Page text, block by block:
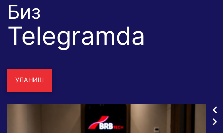
Биз
Telegramda
УЛАНИШ